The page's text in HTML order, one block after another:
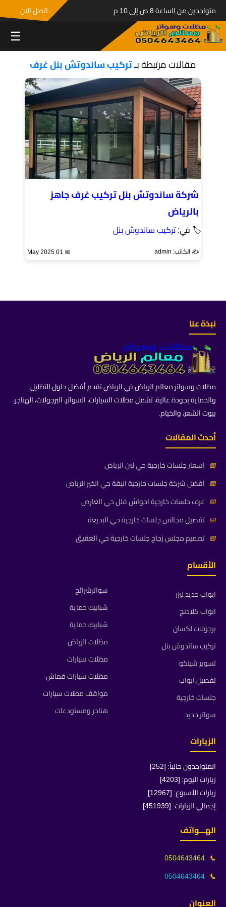
متواجدين من الساعة 8 ص إلى 10 م اتصل الان
☰
مقالات مرتبطة بـتركيب ساندوتش بنل غرف
شركة ساندوتش بنل تركيب غرف جاهز
بالرياض
🏷 في:تركيب ساندوش بنل
✍️ الكاتب: admin 📅 01 May 2025
نبذة عنا
مظلات وسواتر معالم الرياض في الرياض تقدم أفضل حلول التظليل
والحماية بجودة عالية، تشمل مظلات السيارات، السواتر، البرجولات، الهناجر،
بيوت الشعر، والخيام.
أحدث المقالات
📅 اسعار جلسات خارجية حي لبن الرياض
📅 افضل شركة جلسات خارجية انيقة حي الخير الرياض
📅 غرف جلسات خارجية احواش فلل حي العارض
📅 تفصيل مجالس جلسات خارجية حي البديعة
📅 تصميم مجلس زجاج جلسات خارجية حي الغقيق
الأقسام
ابواب حديد ليزر
ابواب كلادنج
برجولات لكسان
تركيب ساندوش بنل
تسوير شينكو
تفصيل ابواب
جلسات خارجية
سواتر حديد
سواترشرائح
شبابيك حماية
شبابيك حماية
مظلات الرياض
مظلات سيارات
مظلات سيارات قماش
مواقف مظلات سيارات
هناجر ومستودعات
الزيارات
المتواجدون حالياً: [252]
زيارات اليوم: [4203]
زيارات الأسبوع: [12967]
إجمالي الزيارات: [451939]
الهـــواتف
📞
0504643464
📞
0504643464
العنوان